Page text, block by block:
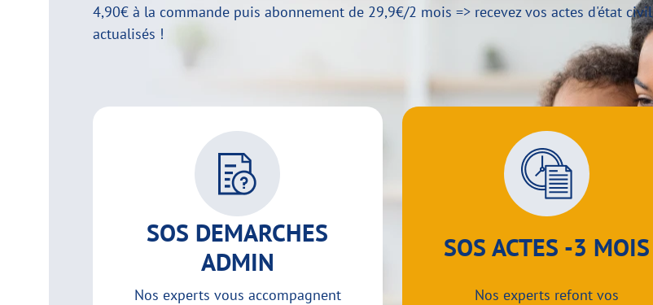
4,90€ à la commande puis abonnement de 29,9€/2 mois => recevez vos actes d'état civil
actualisés !
SOS DEMARCHES
ADMIN
Nos experts vous accompagnent
SOS ACTES -3 MOIS
Nos experts refont vos